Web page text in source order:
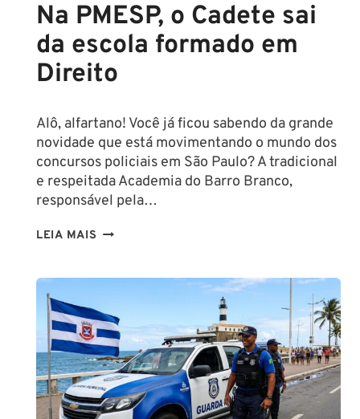
Na PMESP, o Cadete sai
da escola formado em
Direito
Alô, alfartano! Você já ficou sabendo da grande
novidade que está movimentando o mundo dos
concursos policiais em São Paulo? A tradicional
e respeitada Academia do Barro Branco,
responsável pela…
LEIA MAIS NA
SAI
DA
ESCOLA
FORMADO
EM
DIREITO